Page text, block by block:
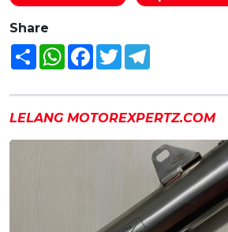
Share
Share WhatsAppFacebook
Twitter
LELANG MOTOREXPERTZ.COM